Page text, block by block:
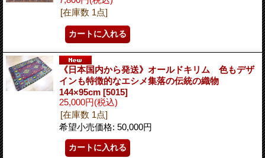
[在庫数 1点]
《日本国内から発送》オールドキリム 色もデザ
インも特徴的なエシメ集落の伝統の織物
144×95cm [5015]
25,000円(税込)
[在庫数 1点]
希望小売価格: 50,000円